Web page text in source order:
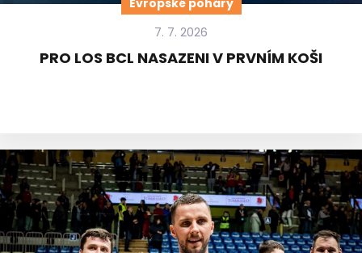
Evropské poháry
7. 7. 2026
PRO LOS BCL NASAZENI V PRVNÍM KOŠI